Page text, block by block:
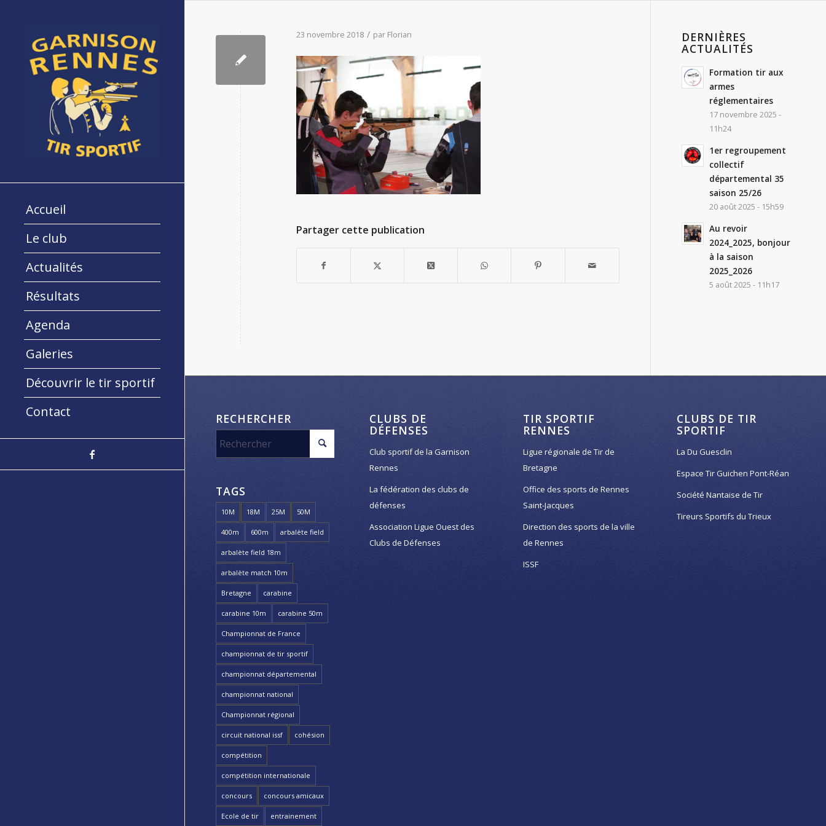
Accueil
Le club
Actualités
Résultats
Agenda
Galeries
Découvrir le tir sportif
Contact
23 novembre 2018 / par Florian
Partager cette publication
DERNIÈRES
ACTUALITÉS
Formation tir aux
armes
réglementaires
17 novembre 2025 -
11h24
1er regroupement
collectif
départemental 35
saison 25/26
20 août 2025 - 15h59
Au revoir
2024_2025, bonjour
à la saison
2025_2026
5 août 2025 - 11h17
RECHERCHER
TAGS
10M 18M 25M 50M
400m 600m arbalète field
arbalète field 18m
arbalète match 10m
Bretagne carabine
carabine 10m carabine 50m
Championnat de France
championnat de tir sportif
championnat départemental
championnat national
Championnat régional
circuit national issf cohésion
compétition
compétition internationale
concours concours amicaux
Ecole de tir entrainement
CLUBS DE
DÉFENSES
Club sportif de la Garnison
Rennes
La fédération des clubs de
défenses
Association Ligue Ouest des
Clubs de Défenses
TIR SPORTIF
RENNES
Ligue régionale de Tir de
Bretagne
Office des sports de Rennes
Saint-Jacques
Direction des sports de la ville
de Rennes
ISSF
CLUBS DE TIR
SPORTIF
La Du Guesclin
Espace Tir Guichen Pont-Réan
Société Nantaise de Tir
Tireurs Sportifs du Trieux